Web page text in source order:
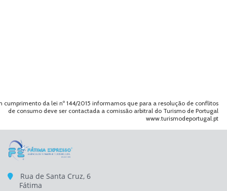
cumprimento da lei nº 144/2015 informamos que para a resolução de conflitos
de consumo deve ser contactada a comissão arbitral do Turismo de Portugal
www.turismodeportugal.pt
Rua de Santa Cruz, 6
Fátima